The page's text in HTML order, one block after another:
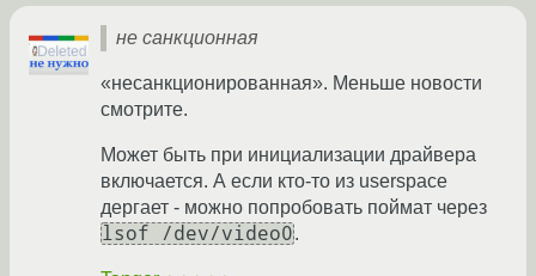
не санкционная
«несанкционированная». Меньше новости
смотрите.
Может быть при инициализации драйвера
включается. А если кто-то из userspace
дергает - можно попробовать поймат через
lsof /dev/video0.